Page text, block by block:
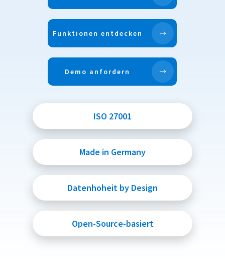
Funktionen entdecken
Demo anfordern
ISO 27001
Made in Germany
Datenhoheit by Design
Open-Source-basiert